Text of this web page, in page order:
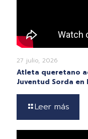
27 julio, 2026
Atleta queretano
Juventud Sorda en
Leer más